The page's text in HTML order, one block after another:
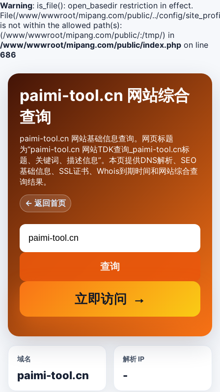
Warning: is_file(): open_basedir restriction in effect.
File(/www/wwwroot/mipang.com/public/../config/
is not within the allowed path(s):
(/www/wwwroot/mipang.com/public/:/tmp/) in
/www/wwwroot/mipang.com/public/index.php on line
686
paimi-tool.cn 网站综合
查询
paimi-tool.cn 网站基础信息查询。网页标题
为“paimi-tool.cn 网站TDK查询_paimi-tool.cn标
题、关键词、描述信息”。本页提供DNS解析、SEO
基础信息、SSL证书、Whois到期时间和网站综合查
询结果。
← 返回首页
查询
立即访问
域名
paimi-tool.cn
解析 IP
-